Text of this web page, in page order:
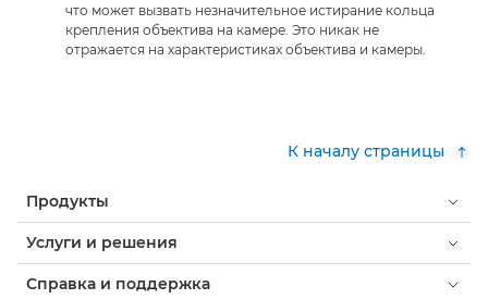
что может вызвать незначительное истирание кольца
крепления объектива на камере. Это никак не
отражается на характеристиках объектива и камеры.
К началу страницы
Продукты
Услуги и решения
Справка и поддержка